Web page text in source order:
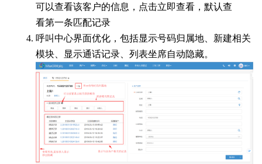
可以查看该客户的信息，点击立即查看，默认查
看第一条匹配记录
呼叫中心界面优化，包括显示号码归属地、新建相关
模块、显示通话记录、列表坐席自动隐藏。